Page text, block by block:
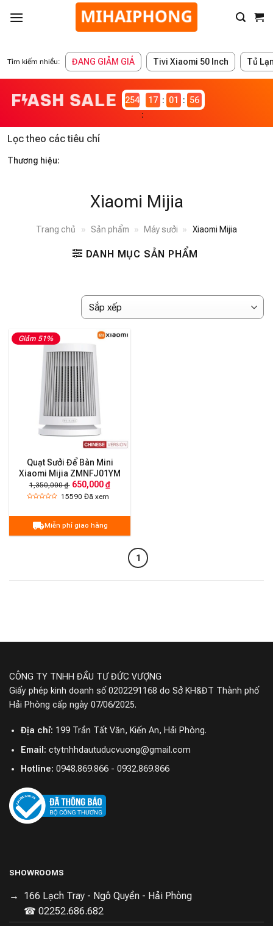
Tìm kiếm nhiều: ĐANG GIẢM GIÁ Tivi Xiaomi 50 Inch Tủ
2546981
17 01 56
Lọc theo các tiêu chí
Thương hiệu:
Xiaomi Mijia
Trang chủ » Sản phẩm » Máy sưởi » Xiaomi Mijia
DANH MỤC SẢN PHẨM
Giảm 51%
Quạt Sưởi Để Bàn Mini
Xiaomi Mijia ZMNFJ01YM
1,350,000 ₫ 650,000 ₫
15590Đã xem
Miễn phí giao hàng
1
CÔNG TY TNHH ĐẦU TƯ ĐỨC VƯỢNG
Giấy phép kinh doanh số 0202291168 do Sở KH&ĐT Thành phố
Hải Phòng cấp ngày 07/06/2025.
Địa chỉ: 199 Trần Tất Văn, Kiến An, Hải Phòng.
Email: ctytnhhdautuducvuong@gmail.com
Hotline: 0948.869.866 - 0932.869.866
SHOWROOMS
166 Lạch Tray - Ngô Quyền - Hải Phòng
☎ 02252.686.682